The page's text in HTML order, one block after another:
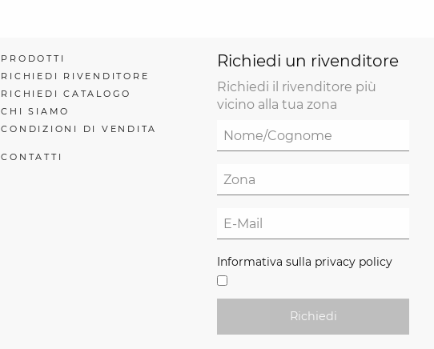
PRODOTTI
RICHIEDI RIVENDITORE
RICHIEDI CATALOGO
CHI SIAMO
CONDIZIONI DI VENDITA
CONTATTI
Richiedi un rivenditore
Richiedi il rivenditore più
vicino alla tua zona
Informativa sulla privacy policy
Richiedi